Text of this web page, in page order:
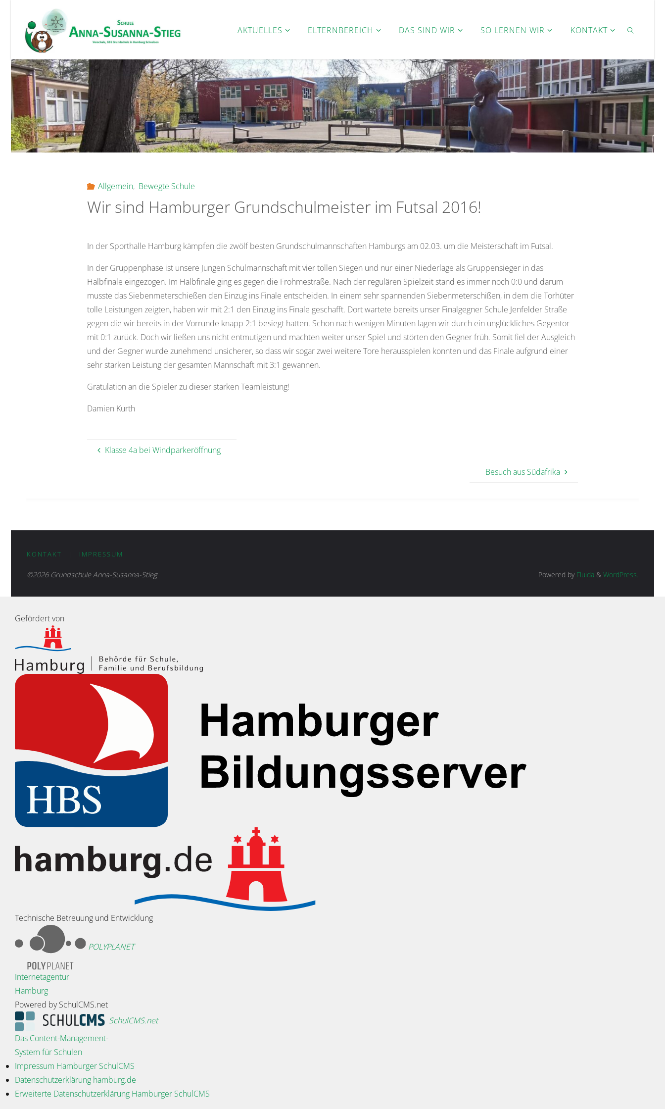
content
AKTUELLES ELTERNBEREICH DAS SIND WIR SO LERNEN WIR KONTAKT
SEARCH
Allgemein, Bewegte Schule
Wir sind Hamburger Grundschulmeister im Futsal 2016!
In der Sporthalle Hamburg kämpfen die zwölf besten Grundschulmannschaften Hamburgs am 02.03. um die Meisterschaft im Futsal.
In der Gruppenphase ist unsere Jungen Schulmannschaft mit vier tollen Siegen und nur einer Niederlage als Gruppensieger in das
Halbfinale eingezogen. Im Halbfinale ging es gegen die Frohmestraße. Nach der regulären Spielzeit stand es immer noch 0:0 und darum
musste das Siebenmeterschießen den Einzug ins Finale entscheiden. In einem sehr spannenden Siebenmeterschißen, in dem die Torhüter
tolle Leistungen zeigten, haben wir mit 2:1 den Einzug ins Finale geschafft. Dort wartete bereits unser Finalgegner Schule Jenfelder Straße
gegen die wir bereits in der Vorrunde knapp 2:1 besiegt hatten. Schon nach wenigen Minuten lagen wir durch ein unglückliches Gegentor
mit 0:1 zurück. Doch wir ließen uns nicht entmutigen und machten weiter unser Spiel und störten den Gegner früh. Somit fiel der Ausgleich
und der Gegner wurde zunehmend unsicherer, so dass wir sogar zwei weitere Tore herausspielen konnten und das Finale aufgrund einer
sehr starken Leistung der gesamten Mannschaft mit 3:1 gewannen.
Gratulation an die Spieler zu dieser starken Teamleistung!
Damien Kurth
Klasse 4a bei Windparkeröffnung
Besuch aus Südafrika
KONTAKT | IMPRESSUM
©2026 Grundschule Anna-Susanna-Stieg Powered byFluida & WordPress.
Gefördert von
Technische Betreuung und Entwicklung
POLYPLANET
Internetagentur
Hamburg
Powered by SchulCMS.net
SchulCMS.net
Das Content-Management-
System für Schulen
Impressum Hamburger SchulCMS
Datenschutzerklärung hamburg.de
Erweiterte Datenschutzerklärung Hamburger SchulCMS